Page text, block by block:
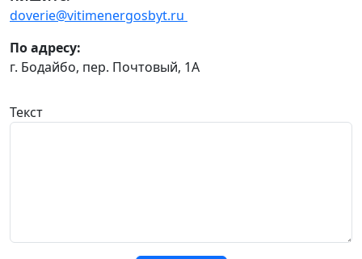
doverie@vitimenergosbyt.ru
По адресу:
г. Бодайбо, пер. Почтовый, 1А
Текст